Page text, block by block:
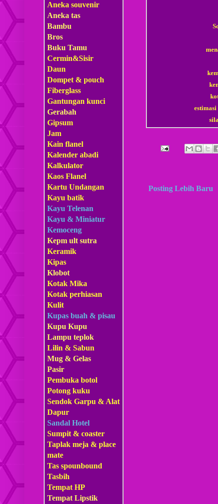
Posting Lebih Baru
Aneka souvenir
Aneka tas
Bambu
Bros
Buku Tamu
Cermin&Sisir
Daun
Dompet & pouch
Fiberglass
Gantungan kunci
Gerabah
Gipsum
Jam
Kain flanel
Kalender abadi
Kalkulator
Kaos Flanel
Kartu Undangan
Kayu batik
Kayu Telenan
Kayu & Miniatur
Kemoceng
Kepm ult sutra
Keramik
Kipas
Klobot
Kotak Mika
Kotak perhiasan
Kulit
Kupas buah & pisau
Kupu Kupu
Lampu teplok
Lilin & Sabun
Mug & Gelas
Pasir
Pembuka botol
Potong kuku
Sendok Garpu & Alat
Dapur
Sandal Hotel
Sumpit & coaster
Taplak meja & place
mate
Tas spounbound
Tasbih
Tempat HP
Tempat Lipstik